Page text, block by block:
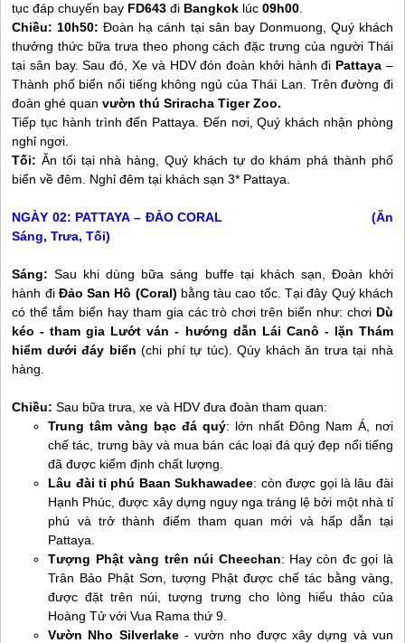
tục đáp chuyến bay FD643 đi Bangkok lúc09h00
Chiều: 10h50: Đoàn hạ cánh tại sân bay Donmuong, Quý khách
thưởng thức bữa trưa theo phong cách đặc trưng của người Thái
tại sân bay. Sau đó, Xe và HDV đón đoàn khởi hành đi Pattaya –
Thành phố biển nổi tiếng không ngủ của Thái Lan. Trên đường đi
đoàn ghé quanvườn thú Sriracha Tiger Zoo.
Tiếp tục hành trình đến Pattaya. Đến nơi, Quý khách nhận phòng
nghỉ ngơi.
Tối: Ăn tối tại nhà hàng, Quý khách tự do khám phá thành phố
biển về đêm. Nghỉ đêm tại khách sạn 3* Pattaya.
NGÀY 02: PATTAYA – ĐẢO CORAL (Ăn
Sáng, Trưa, Tối)
Sáng: Sau khi dùng bữa sáng buffe tại khách sạn, Đoàn khởi
hành đi Đảo San Hô (Coral) bằng tàu cao tốc. Tại đây Quý khách
có thể tắm biển hay tham gia các trò chơi trên biển như: chơi Dù
kéo - tham gia Lướt ván - hướng dẫn Lái Canô - lặn Thám
hiểm dưới đáy biển (chi phí tự túc). Qúy khách ăn trưa tại nhà
hàng.
Chiều: Sau bữa trưa, xe và HDV đưa đoàn tham quan:
Trung tâm vàng bạc đá quý: lớn nhất Đông Nam Á, nơi
chế tác, trưng bày và mua bán các loại đá quý đẹp nổi tiếng
đã được kiểm định chất lượng.
Lâu đài tỉ phú Baan Sukhawadee: còn được gọi là lâu đài
Hạnh Phúc, được xây dựng nguy nga tráng lệ bởi một nhà tỉ
phú và trở thành điểm tham quan mới và hấp dẫn tại
Pattaya.
Tượng Phật vàng trên núi Cheechan: Hay còn đc gọi là
Trân Bảo Phật Sơn, tượng Phật được chế tác bằng vàng,
được đặt trên núi, tượng trưng cho lòng hiếu thảo của
Hoàng Tử với Vua Rama thứ 9.
Vườn Nho Silverlake - vườn nho được xây dựng và vun